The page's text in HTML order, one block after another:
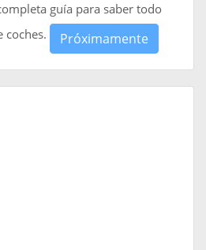
guía para saber todo
coches.
Próximamente